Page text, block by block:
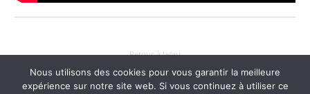
Retour à la/au
Nous utilisons des cookies pour vous garantir la meilleure
expérience sur notre site web. Si vous continuez à utiliser ce